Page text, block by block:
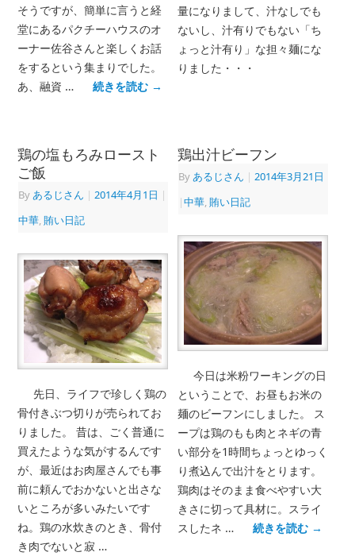
そうですが、簡単に言うと経
堂にあるパクチーハウスのオ
ーナー佐谷さんと楽しくお話
をするという集まりでした。
あ、融資 …
続きを読む →
量になりまして、汁なしでも
ないし、汁有りでもない「ち
ょっと汁有り」な担々麺にな
りました・・・
鶏の塩もろみロースト
ご飯
Byあるじさん | 2014年4月1日 |
中華,賄い日記
先日、ライフで珍しく鶏の
骨付きぶつ切りが売られてお
りました。 昔は、ごく普通に
買えたような気がするんです
が、最近はお肉屋さんでも事
前に頼んでおかないと出さな
いところが多いみたいです
ね。鶏の水炊きのとき、骨付
き肉でないと寂 …
鶏出汁ビーフン
Byあるじさん | 2014年3月21日
|中華,賄い日記
今日は米粉ワーキングの日
ということで、お昼もお米の
麺のビーフンにしました。 ス
ープは鶏のもも肉とネギの青
い部分を1時間ちょっとゆっく
り煮込んで出汁をとります。
鶏肉はそのまま食べやすい大
きさに切って具材に。スライ
スしたネ …
続きを読む →